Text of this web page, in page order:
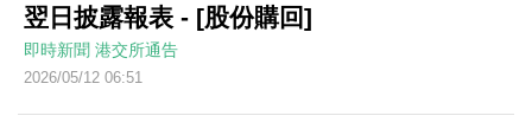
翌日披露報表 - [股份購回]
即時新聞 港交所通告
2026/05/12 06:51